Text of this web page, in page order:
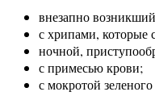
внезапно
с хрипами, которые
ночной,
с примесью крови;
с мокротой зеленого